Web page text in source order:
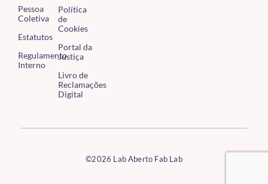
Pessoa
Coletiva
Estatutos
Regulamento
Interno
Política
de
Cookies
Portal da
Justiça
Livro de
Reclamações
Digital
©2026 Lab Aberto Fab Lab